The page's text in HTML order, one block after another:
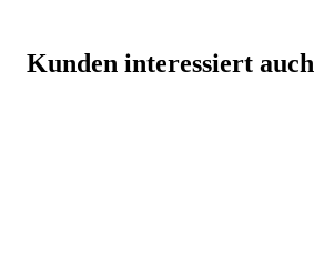
Kunden interessiert auch